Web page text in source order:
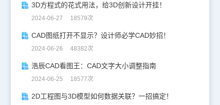
3D方程式的花式用法，给3D创新设计开挂！
2024-06-27 18579次
CAD图纸打开不显示？设计师必学CAD妙招！
2024-06-26 48382次
浩辰CAD看图王：CAD文字大小调整指南
2024-06-25 18577次
2D工程图与3D模型如何数据关联？一招搞定！